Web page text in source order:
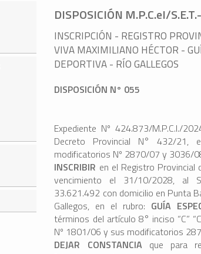
DISPOSICIÓN M.P.C.eI/
INSCRIPCIÓN - REGISTRO
VIVA MAXIMILIANO HÉCTOR -
DEPORTIVA - RÍO GALLEGOS
DISPOSICIÓN N° 055
Expediente Nº 424.873/M.P.C.I./
Decreto Provincial N° 432/21,
modificatorios Nº 2870/07 y 3036/
INSCRIBIR en el Registro Provincial
vencimiento el 31/10/2028, al
33.621.492 con domicilio en Punta
Gallegos, en el rubro: GUÍA
términos del artículo 8° inciso “C”
Nº 1801/06 y sus modificatorios
DEJAR CONSTANCIA que para